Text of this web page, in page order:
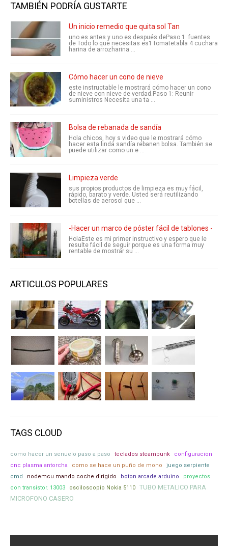
TAMBIÉN PODRÍA GUSTARTE
Un inicio remedio que quita sol Tan
uno es antes y uno es después dePaso 1: fuentes
de Todo lo que necesitas es1 tomatetabla 4 cuchara
harina de arrozharina ...
Cómo hacer un cono de nieve
este instructable le mostrará cómo hacer un cono
de nieve con nieve de verdad.Paso 1: Reunir
suministros Necesita una ta ...
Bolsa de rebanada de sandía
Hola chicos, hoy s video que le mostrará cómo
hacer esta linda sandía rebanen bolsa. También se
puede utilizar como un e ...
Limpieza verde
sus propios productos de limpieza es muy fácil,
rápido, barato y verde. Usted será reutilizando
botellas de aerosol que ...
-Hacer un marco de póster fácil de tablones -
HolaEste es mi primer instructivo y espero que le
resulte fácil de seguir porque es una forma muy
rentable de mostrar su ...
ARTICULOS POPULARES
TAGS CLOUD
como hacer un senuelo paso a paso teclados steampunk
configuracion
cnc plasma antorcha
como se hace un puño de mono
juego serpiente
cmd
nodemcu mando coche dirigido boton arcade arduino
proyectos
con transistor. 13003
osciloscopio Nokia 5110
TUBO METALICO PARA
MICROFONO CASERO